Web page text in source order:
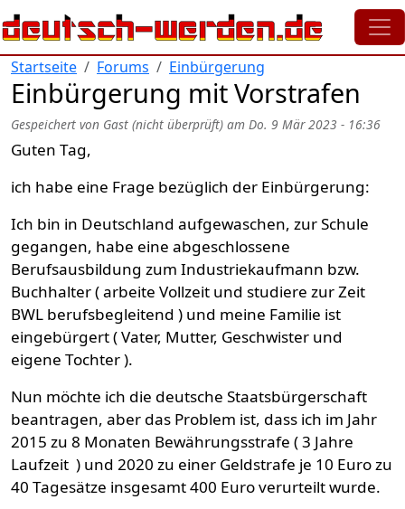
Direkt zum Inhalt
Startseite Forums Einbürgerung
Einbürgerung mit Vorstrafen
Gespeichert von Gast (nicht überprüft) am Do. 9 Mär 2023 - 16:36
Guten Tag,
ich habe eine Frage bezüglich der Einbürgerung:
Ich bin in Deutschland aufgewaschen, zur Schule
gegangen, habe eine abgeschlossene
Berufsausbildung zum Industriekaufmann bzw.
Buchhalter ( arbeite Vollzeit und studiere zur Zeit
BWL berufsbegleitend ) und meine Familie ist
eingebürgert ( Vater, Mutter, Geschwister und
eigene Tochter ).
Nun möchte ich die deutsche Staatsbürgerschaft
beantragen, aber das Problem ist, dass ich im Jahr
2015 zu 8 Monaten Bewährungsstrafe ( 3 Jahre
Laufzeit ) und 2020 zu einer Geldstrafe je 10 Euro zu
40 Tagesätze insgesamt 400 Euro verurteilt wurde.